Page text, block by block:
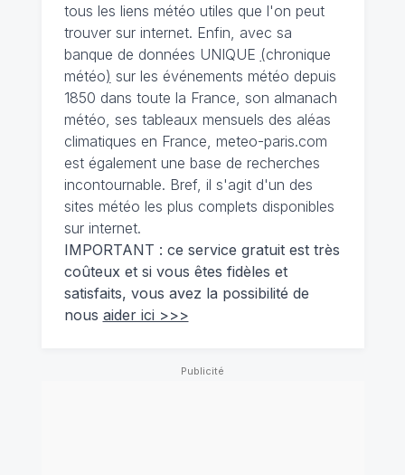
tous les liens météo utiles que l'on peut
trouver sur internet. Enfin, avec sa
banque de données UNIQUE (chronique
météo) sur les événements météo depuis
1850 dans toute la France, son almanach
météo, ses tableaux mensuels des aléas
climatiques en France, meteo-paris.com
est également une base de recherches
incontournable. Bref, il s'agit d'un des
sites météo les plus complets disponibles
sur internet.
IMPORTANT : ce service gratuit est très
coûteux et si vous êtes fidèles et
satisfaits, vous avez la possibilité de
nous aider ici >>>